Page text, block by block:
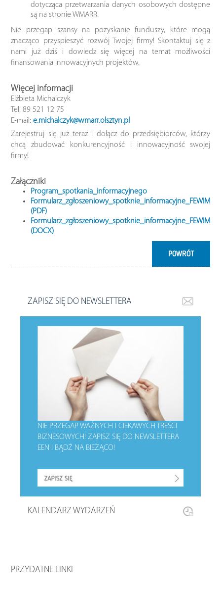
dotycząca przetwarzania danych osobowych dostępne
są na stronie WMARR.
Nie przegap szansy na pozyskanie funduszy, które mogą
znacząco przyspieszyć rozwój Twojej firmy! Skontaktuj się z
nami już dziś i dowiedz się więcej na temat możliwości
finansowania innowacyjnych projektów.
Więcej informacji
Elżbieta Michalczyk
Tel. 89 521 12 75
E-mail:e.michalczyk@wmarr.olsztyn.pl
Zarejestruj się już teraz i dołącz do przedsiębiorców, którzy
chcą zbudować konkurencyjność i innowacyjność swojej
firmy!
Załączniki
Program_spotkania_informacyjnego
Formularz_zgłoszeniowy_spotknie_informacyjne_FEWIM
(PDF)
Formularz_zgłoszeniowy_spotknie_informacyjne_FEWIM
(DOCX)
POWRÓT
ZAPISZ SIĘ DO NEWSLETTERA
NIE PRZEGAP WAŻNYCH I CIEKAWYCH TREŚCI
BIZNESOWYCH!ZAPISZ SIĘ DO NEWSLETTERA
EEN I BĄDŹ NA BIEŻĄCO!
KALENDARZ WYDARZEŃ
PRZYDATNE LINKI